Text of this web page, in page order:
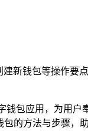
新钱包等操作要
钱包应用，为用户
的方法与步骤，